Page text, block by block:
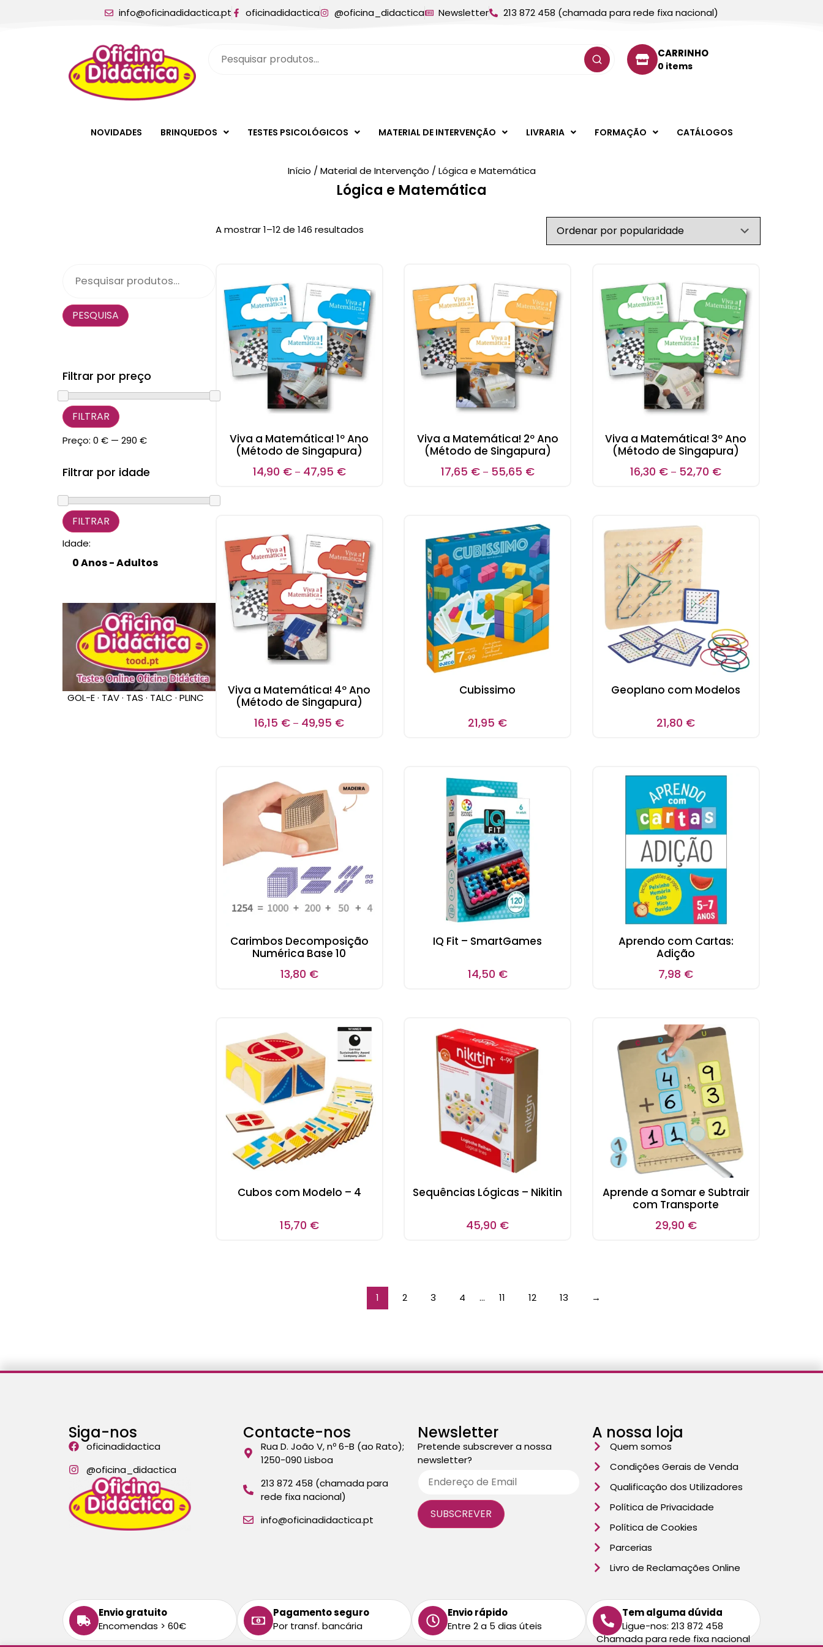
info@oficinadidactica.pt oficinadidactica @oficina_didactica Newsletter 213 872 458 (chamada para rede fixa nacional)
CARRINHO
0 items
NOVIDADES BRINQUEDOS TESTES PSICOLÓGICOS MATERIAL DE INTERVENÇÃO LIVRARIA FORMAÇÃO CATÁLOGOS
Início / Material de Intervenção / Lógica e Matemática
Lógica e Matemática
PESQUISA
Filtrar por preço
FILTRAR
Preço: 0 € — 290 €
Filtrar por idade
Idade:
GOL-E · TAV · TAS · TALC · PLINC
A mostrar 1–12 de 146 resultados
Viva a Matemática! 1º Ano
(Método de Singapura)
14,90 € – 47,95 €
Viva a Matemática! 2º Ano
(Método de Singapura)
17,65 € – 55,65 €
Viva a Matemática! 3º Ano
(Método de Singapura)
16,30 € – 52,70 €
Viva a Matemática! 4º Ano
(Método de Singapura)
16,15 € – 49,95 €
Cubissimo
21,95 €
Geoplano com Modelos
21,80 €
Carimbos Decomposição
Numérica Base 10
13,80 €
IQ Fit – SmartGames
14,50 €
Aprendo com Cartas:
Adição
7,98 €
Cubos com Modelo – 4
15,70 €
Sequências Lógicas – Nikitin
45,90 €
Aprende a Somar e Subtrair
com Transporte
29,90 €
1 2 3 4 … 11 12 13 →
Siga-nos
oficinadidactica
@oficina_didactica
Contacte-nos
Rua D. João V, nº 6-B (ao Rato);
1250-090 Lisboa
213 872 458 (chamada para
rede fixa nacional)
info@oficinadidactica.pt
Newsletter
Pretende subscrever a nossa
newsletter?
A nossa loja
Quem somos
Condições Gerais de Venda
Qualificação dos Utilizadores
Política de Privacidade
Política de Cookies
Parcerias
Livro de Reclamações Online
Envio gratuito
Encomendas > 60€
Pagamento seguro
Por transf. bancária
Envio rápido
Entre 2 a 5 dias úteis
Tem alguma dúvida
Ligue-nos: 213 872 458
Chamada para rede fixa nacional